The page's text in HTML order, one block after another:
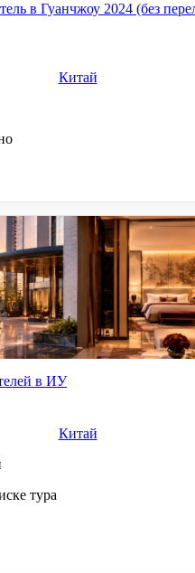
в Гуанчжоу 2024 (без
Китай
в ИУ
Китай
тура